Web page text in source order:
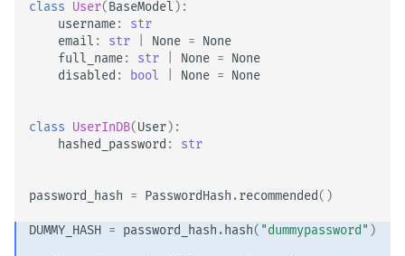
class User(BaseModel ):
username:
str
email : str None = None
full_name: str None = None
disabled : bool None = None
class UserInDB(User):
hashed_password : str
password_hash = PasswordHash .recommended()
DUMMY_HASH = password_hash .hash( "dummypassword" )